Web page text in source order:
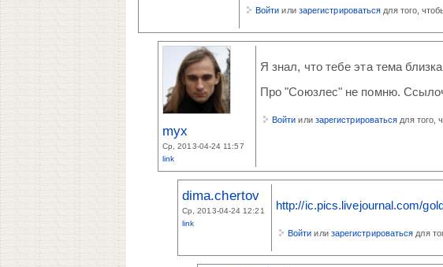
Войти или зарегистрироваться для того,
myx
Ср, 2013-04-24 11:57
link
Я знал, что тебе эта тема
Про "Союзлес" не помню.
Войти или зарегистрироваться для того,
dima.chertov
Ср, 2013-04-24 12:21
link
http://ic.pics.livejournal.com/
Войти или зарегистрироваться для